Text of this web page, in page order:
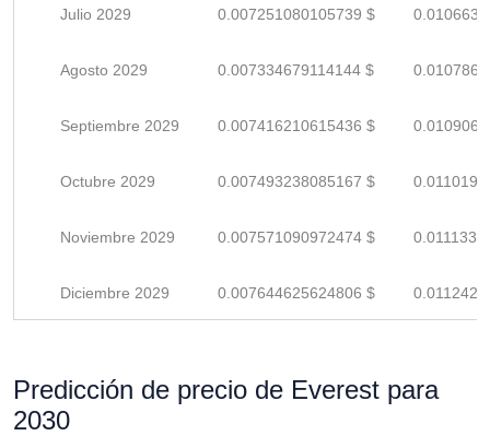
Julio 2029 0.007251080105739 $
Agosto 2029 0.007334679114144 $
Septiembre 2029 0.007416210615436 $
Octubre 2029 0.007493238085167 $
Noviembre 2029 0.007571090972474 $
Diciembre 2029 0.007644625624806 $
Predicción de precio de Everest para
2030